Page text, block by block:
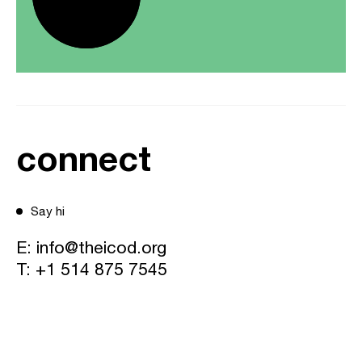
connect
Say hi
E: info@theicod.org
T: +1 514 875 7545